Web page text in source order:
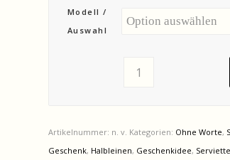
Modell /
Auswahl
Artikelnummer: n. v. Kategorien: Ohne Worte,
Geschenk, Halbleinen, Geschenkidee,